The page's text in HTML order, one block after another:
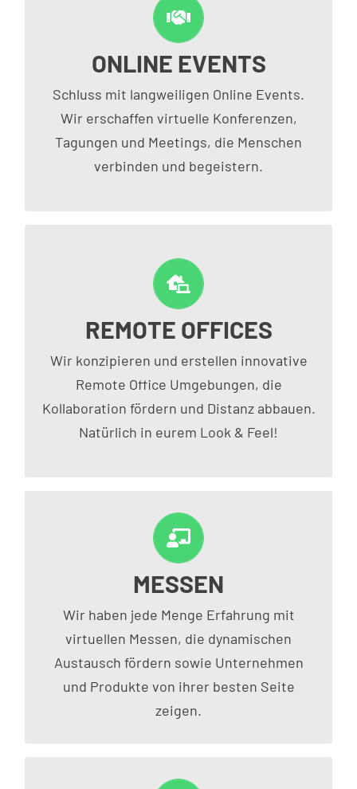
ONLINE EVENTS
Schluss mit langweiligen Online Events.
Wir erschaffen virtuelle Konferenzen,
Tagungen und Meetings, die Menschen
verbinden und begeistern.
Konferenzen & Tagungen
REMOTE OFFICES
Wir konzipieren und erstellen innovative
Remote Office Umgebungen, die
Kollaboration fördern und Distanz abbauen.
Natürlich in eurem Look & Feel!
VIRTUELLE BÜROS
MESSEN
Wir haben jede Menge Erfahrung mit
virtuellen Messen, die dynamischen
Austausch fördern sowie Unternehmen
und Produkte von ihrer besten Seite
zeigen.
MESSEN & AUSSTELLUNGEN